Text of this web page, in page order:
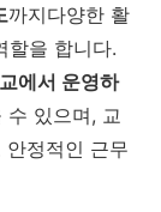
까지다양한 활
할을 합니다.
에서 운영하
수 있으며, 교
안정적인 근무